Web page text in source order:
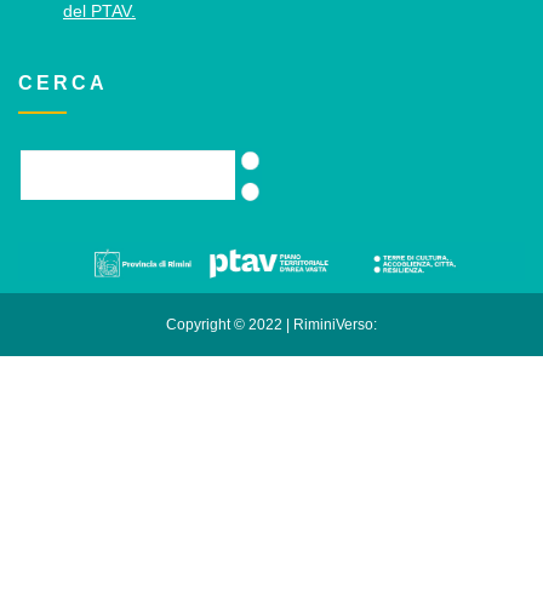
del PTAV.
CERCA
Copyright © 2022 | RiminiVerso: